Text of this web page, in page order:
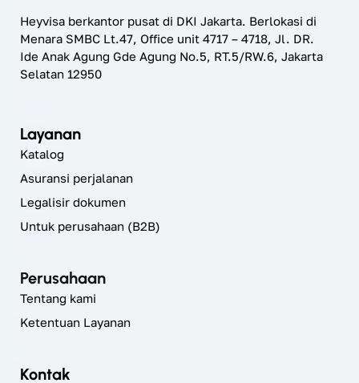
Heyvisa berkantor pusat di DKI Jakarta. Berlokasi di
Menara SMBC Lt.47, Office unit 4717 – 4718, Jl. DR.
Ide Anak Agung Gde Agung No.5, RT.5/RW.6, Jakarta
Selatan 12950
Layanan
Katalog
Asuransi perjalanan
Legalisir dokumen
Untuk perusahaan (B2B)
Perusahaan
Tentang kami
Ketentuan Layanan
Kontak